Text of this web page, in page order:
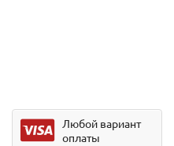
Любой вариант
оплаты